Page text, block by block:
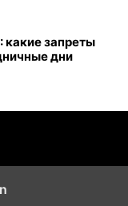
какие запреты
дни